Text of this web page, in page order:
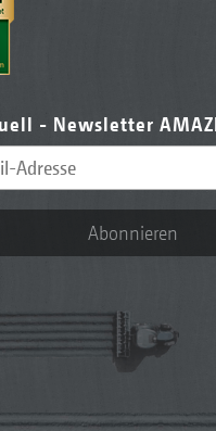
- Newsletter
Abonnieren